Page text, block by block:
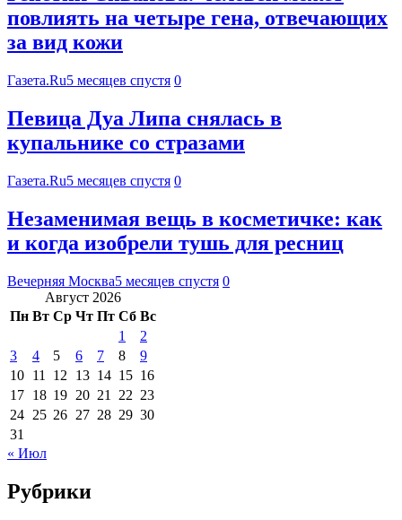
повлиять на четыре гена, отвечающих
за вид кожи
Газета.Ru5 месяцев спустя 0
Певица Дуа Липа снялась в
купальнике со стразами
Газета.Ru5 месяцев спустя 0
Незаменимая вещь в косметичке: как
и когда изобрели тушь для ресниц
Вечерняя Москва5 месяцев спустя 0
Август 2026
Пн Вт Ср Чт Пт Сб Вс
1
2
3
4 5 6 7 8
9
10 11 12 13 14 15 16
17 18 19 20 21 22 23
24 25 26 27 28 29 30
31
« Июл
Рубрики